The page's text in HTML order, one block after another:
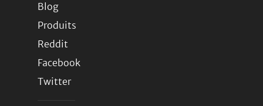
Blog
Produits
Reddit
Facebook
Twitter